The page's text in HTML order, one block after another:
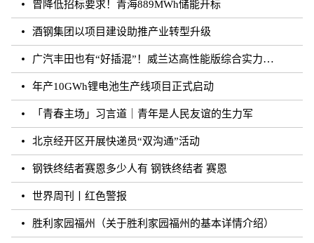
曾降低招标要求！青海889MWh储能开标
酒钢集团以项目建设助推产业转型升级
广汽丰田也有“好插混”！威兰达高性能版综合实力强劲
年产10GWh锂电池生产线项目正式启动
「青春主场」习言道｜青年是人民友谊的生力军
北京经开区开展快递员“双沟通”活动
钢铁终结者赛恩多少人有 钢铁终结者 赛恩
世界周刊丨红色警报
胜利家园福州（关于胜利家园福州的基本详情介绍）